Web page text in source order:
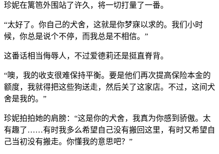
珍妮在篱笆外围站了许久，将一切打量了一番。
“太好了。你自己的犬舍，这就是你梦寐以求的。我们小时
候，你总是说个不停，而我总是不相信。”
这番话相当侮辱人，不过爱德莉还是挺直脊背。
“噢，我的收支很难保持平衡。要是他们再次提高保险本金的
额度，我就得把这些狗送走，然后关了这家店。不过，这间犬
舍是我的。”
珍妮拍拍她的肩膀：“这是你的犬舍，我真为你感到骄傲。太
有趣了……有时我多么希望自己没有搬回这里，有时又希望自
己当初没有搬走。你懂我的意思吧？”